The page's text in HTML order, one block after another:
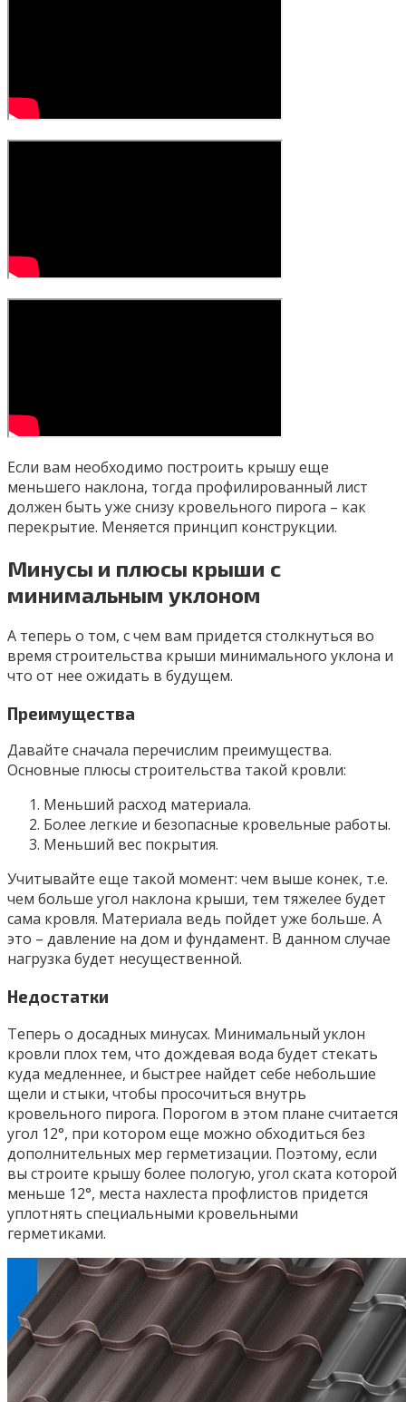
Если вам необходимо построить крышу еще
меньшего наклона, тогда профилированный лист
должен быть уже снизу кровельного пирога – как
перекрытие. Меняется принцип конструкции.
Минусы и плюсы крыши с
минимальным уклоном
А теперь о том, с чем вам придется столкнуться во
время строительства крыши минимального уклона и
что от нее ожидать в будущем.
Преимущества
Давайте сначала перечислим преимущества.
Основные плюсы строительства такой кровли:
Меньший расход материала.
Более легкие и безопасные кровельные работы.
Меньший вес покрытия.
Учитывайте еще такой момент: чем выше конек, т.е.
чем больше угол наклона крыши, тем тяжелее будет
сама кровля. Материала ведь пойдет уже больше. А
это – давление на дом и фундамент. В данном случае
нагрузка будет несущественной.
Недостатки
Теперь о досадных минусах. Минимальный уклон
кровли плох тем, что дождевая вода будет стекать
куда медленнее, и быстрее найдет себе небольшие
щели и стыки, чтобы просочиться внутрь
кровельного пирога. Порогом в этом плане считается
угол 12°, при котором еще можно обходиться без
дополнительных мер герметизации. Поэтому, если
вы строите крышу более пологую, угол ската которой
меньше 12°, места нахлеста профлистов придется
уплотнять специальными кровельными
герметиками.